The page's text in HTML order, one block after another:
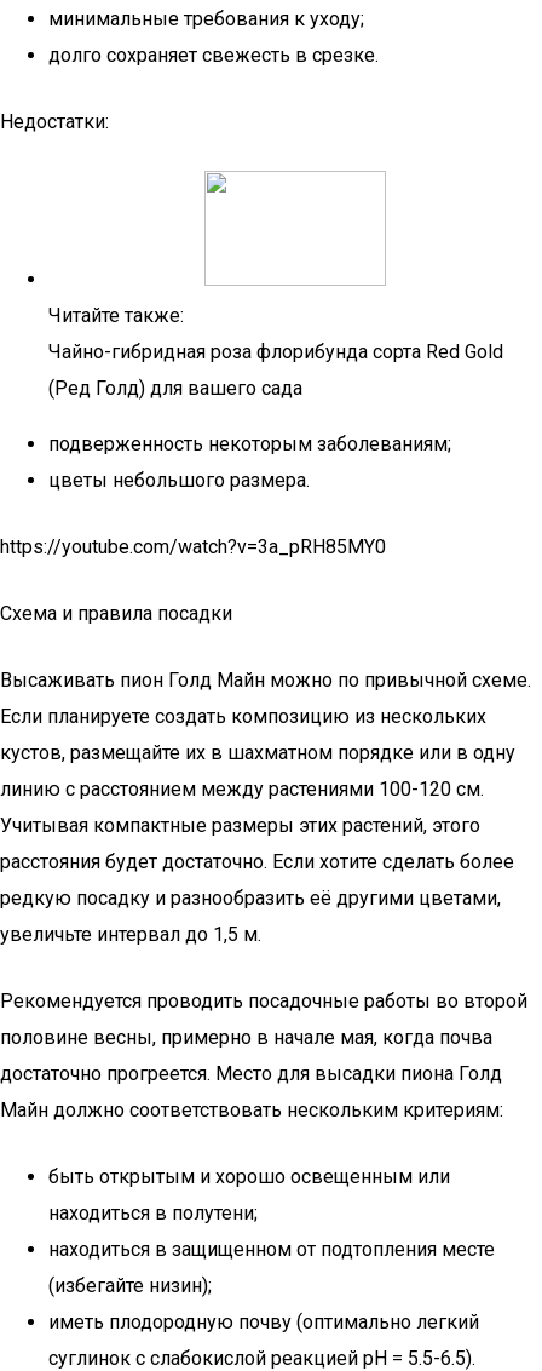
минимальные требования к уходу;
долго сохраняет свежесть в срезке.
Недостатки:
Читайте также:
Чайно-гибридная роза флорибунда сорта Red Gold
(Ред Голд) для вашего сада
подверженность некоторым заболеваниям;
цветы небольшого размера.
https://youtube.com/watch?v=3a_pRH85MY0
Схема и правила посадки
Высаживать пион Голд Майн можно по привычной схеме.
Если планируете создать композицию из нескольких
кустов, размещайте их в шахматном порядке или в одну
линию с расстоянием между растениями 100-120 см.
Учитывая компактные размеры этих растений, этого
расстояния будет достаточно. Если хотите сделать более
редкую посадку и разнообразить её другими цветами,
увеличьте интервал до 1,5 м.
Рекомендуется проводить посадочные работы во второй
половине весны, примерно в начале мая, когда почва
достаточно прогреется. Место для высадки пиона Голд
Майн должно соответствовать нескольким критериям:
быть открытым и хорошо освещенным или
находиться в полутени;
находиться в защищенном от подтопления месте
(избегайте низин);
иметь плодородную почву (оптимально легкий
суглинок с слабокислой реакцией pH = 5.5-6.5).